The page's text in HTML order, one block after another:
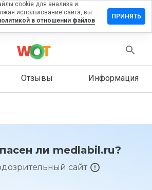
Отзывы Информация
ли medlabil.ru?
сайт
cookie для анализа и
использование сайта, вы
в отношении файлов
ПРИНЯТЬ